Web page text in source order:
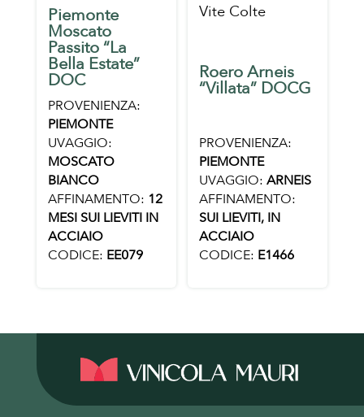
Piemonte
Moscato
Passito “La
Bella Estate”
DOC
PROVENIENZA:
PIEMONTE
UVAGGIO:
MOSCATO
BIANCO
AFFINAMENTO: 12
MESI SUI LIEVITI IN
ACCIAIO
CODICE: EE079
Vite Colte
Roero Arneis
“Villata” DOCG
PROVENIENZA:
PIEMONTE
UVAGGIO: ARNEIS
AFFINAMENTO:
SUI LIEVITI, IN
ACCIAIO
CODICE: E1466